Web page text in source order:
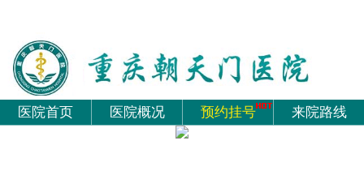
医院首页 医院概况 预约挂号 来院路线